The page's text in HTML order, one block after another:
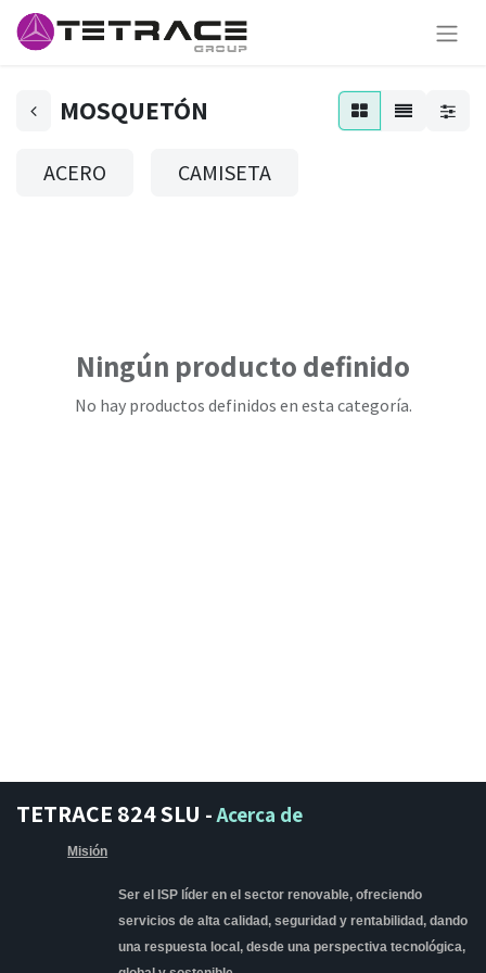
MOSQUETÓN
ACERO CAMISETA
Ningún producto definido
No hay productos definidos en esta categoría.
TETRACE 824 SLU -Acerca de
Misión
Ser el ISP líder en el sector renovable, ofreciendo
servicios de alta calidad, seguridad y rentabilidad, dando
una respuesta local, desde una perspectiva tecnológica,